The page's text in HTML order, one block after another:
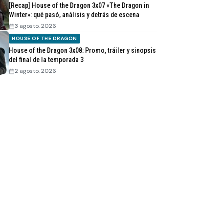
[Recap] House of the Dragon 3x07 «The Dragon in
Winter»: qué pasó, análisis y detrás de escena
3 agosto, 2026
HOUSE OF THE DRAGON
House of the Dragon 3x08: Promo, tráiler y sinopsis
del final de la temporada 3
2 agosto, 2026